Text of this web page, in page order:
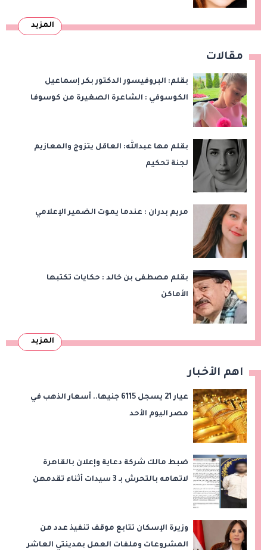
المزيد
مقالات
بقلم: البروفيسور الدكتور بكر إسماعيل
الكوسوفي : الشاعرة الصغيرة من كوسوفا
بقلم مها عبدالله: العاقل يتزوج والمعازيم
لجنة تحكيم
مريم بدران : عندما يموت الضمير الإعلامي
بقلم مصطفى بن خالد : حكايات تكتبها
الأماكن
المزيد
اهم الأخبار
عيار 21 يسجل 6115 جنيها.. أسعار الذهب في
مصر اليوم الأحد
ضبط مالك شركة دعاية وإعلان بالقاهرة
لاتهامه بالتحرش بـ 3 سيدات أثناء تقدمهن
وزيرة الإسكان تتابع موقف تنفيذ عدد من
المشروعات وملفات العمل بمدينتي العاشر